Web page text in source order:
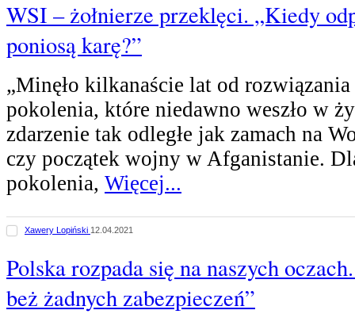
WSI – żołnierze przeklęci. „Kiedy
poniosą karę?”
„Minęło kilkanaście lat od
pokolenia, które niedawno weszło w
zdarzenie tak odległe jak zamach na
czy początek wojny w Afganistanie.
pokolenia, Więcej...
Xawery Lopiński 12.04.2021
Polska rozpada się na naszych
beż żadnych zabezpieczeń”